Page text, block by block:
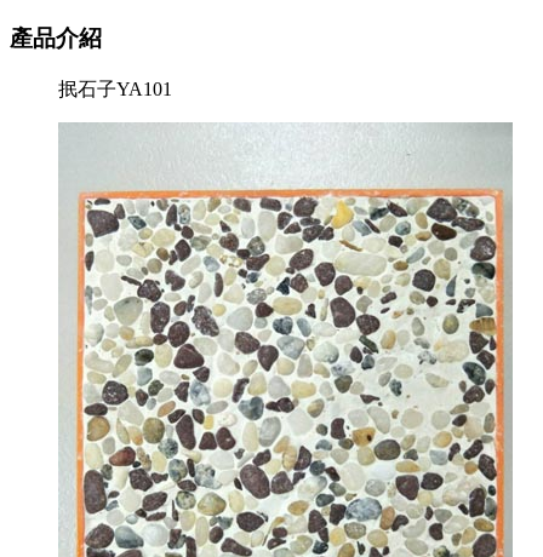
產品介紹
抿石子YA101